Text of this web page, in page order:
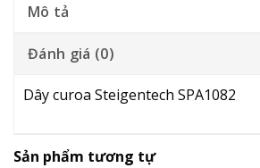
Mô tả
Đánh giá (0)
Dây curoa Steigentech SPA1082
Sản phẩm tương tự